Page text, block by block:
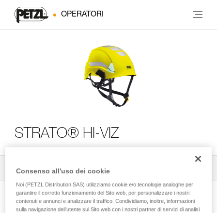
OPERATORI
STRATO® HI-VIZ
Tutti i consigli tecnici 2
Consenso all'uso dei cookie
Noi (PETZL Distribution SAS) utilizziamo cookie e/o tecnologie analoghe per
garantire il corretto funzionamento del Sito web, per personalizzare i nostri
contenuti e annunci e analizzare il traffico. Condividiamo, inoltre, informazioni
sulla navigazione dell’utente sul Sito web con i nostri partner di servizi di analisi